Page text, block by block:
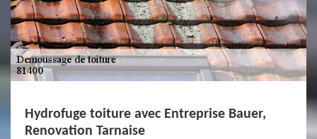
Hydrofuge toiture avec Entreprise Bauer,
Renovation Tarnaise